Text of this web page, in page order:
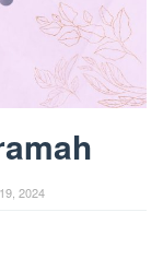
2024